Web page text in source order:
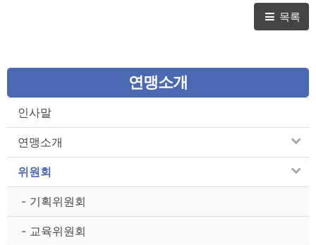
목록
연맹소개
인사말
연맹소개
위원회
- 기획위원회
- 교육위원회